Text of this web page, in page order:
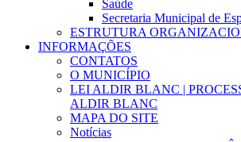
Saúde
Secretaria Municipal de
ESTRUTURA
INFORMAÇÕES
CONTATOS
O MUNICÍPIO
LEI ALDIR BLANC |
ALDIR BLANC
MAPA DO SITE
Notícias